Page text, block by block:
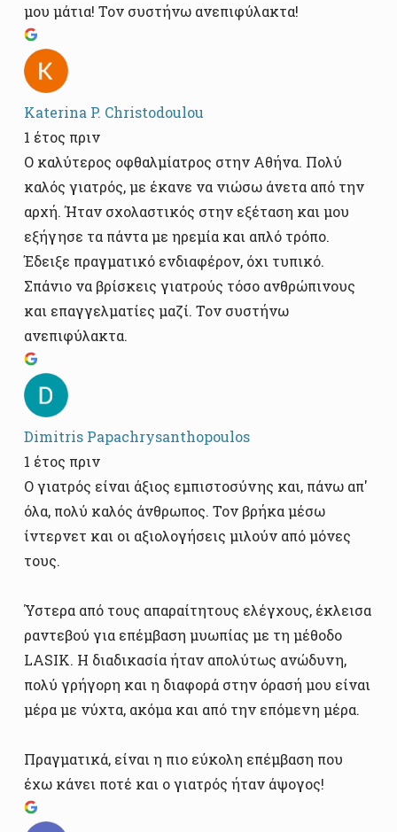
μου μάτια! Τον συστήνω ανεπιφύλακτα!
Katerina P. Christodoulou
1 έτος πριν
Ο καλύτερος οφθαλμίατρος στην Αθήνα. Πολύ
καλός γιατρός, με έκανε να νιώσω άνετα από την
αρχή. Ήταν σχολαστικός στην εξέταση και μου
εξήγησε τα πάντα με ηρεμία και απλό τρόπο.
Έδειξε πραγματικό ενδιαφέρον, όχι τυπικό.
Σπάνιο να βρίσκεις γιατρούς τόσο ανθρώπινους
και επαγγελματίες μαζί. Τον συστήνω
ανεπιφύλακτα.
Dimitris Papachrysanthopoulos
1 έτος πριν
Ο γιατρός είναι άξιος εμπιστοσύνης και, πάνω απ'
όλα, πολύ καλός άνθρωπος. Τον βρήκα μέσω
ίντερνετ και οι αξιολογήσεις μιλούν από μόνες
τους.
Ύστερα από τους απαραίτητους ελέγχους, έκλεισα
ραντεβού για επέμβαση μυωπίας με τη μέθοδο
LASIK. Η διαδικασία ήταν απολύτως ανώδυνη,
πολύ γρήγορη και η διαφορά στην όρασή μου είναι
μέρα με νύχτα, ακόμα και από την επόμενη μέρα.
Πραγματικά, είναι η πιο εύκολη επέμβαση που
έχω κάνει ποτέ και ο γιατρός ήταν άψογος!